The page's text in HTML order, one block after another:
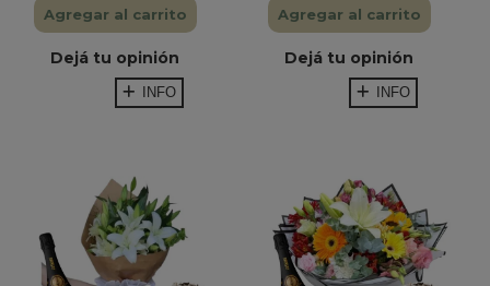
Agregar al carrito
Dejá tu opinión
INFO
Agregar al carrito
Dejá tu opinión
INFO